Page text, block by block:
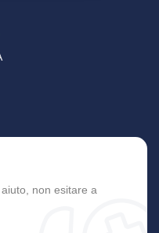
non esitare a